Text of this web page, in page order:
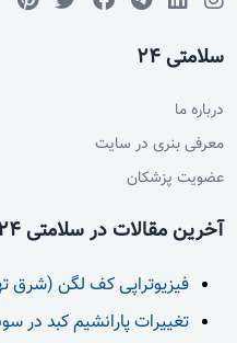
سلامتی 24
درباره ما
معرفی بنری در سایت
عضویت پزشکان
آخرین مقالات در سلامتی 24
فیزیوتراپی کف لگن (شرق
تغییرات پارانشیم کبد در